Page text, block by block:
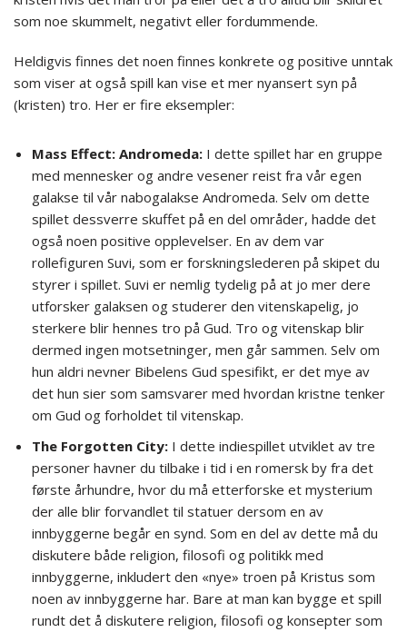
som noe skummelt, negativt eller fordummende.
Heldigvis finnes det noen finnes konkrete og positive unntak
som viser at også spill kan vise et mer nyansert syn på
(kristen) tro. Her er fire eksempler:
Mass Effect: Andromeda: I dette spillet har en gruppe
med mennesker og andre vesener reist fra vår egen
galakse til vår nabogalakse Andromeda. Selv om dette
spillet dessverre skuffet på en del områder, hadde det
også noen positive opplevelser. En av dem var
rollefiguren Suvi, som er forskningslederen på skipet du
styrer i spillet. Suvi er nemlig tydelig på at jo mer dere
utforsker galaksen og studerer den vitenskapelig, jo
sterkere blir hennes tro på Gud. Tro og vitenskap blir
dermed ingen motsetninger, men går sammen. Selv om
hun aldri nevner Bibelens Gud spesifikt, er det mye av
det hun sier som samsvarer med hvordan kristne tenker
om Gud og forholdet til vitenskap.
The Forgotten City: I dette indiespillet utviklet av tre
personer havner du tilbake i tid i en romersk by fra det
første århundre, hvor du må etterforske et mysterium
der alle blir forvandlet til statuer dersom en av
innbyggerne begår en synd. Som en del av dette må du
diskutere både religion, filosofi og politikk med
innbyggerne, inkludert den «nye» troen på Kristus som
noen av innbyggerne har. Bare at man kan bygge et spill
rundt det å diskutere religion, filosofi og konsepter som